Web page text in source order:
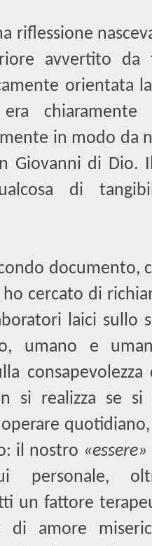
riflessione
avvertito
orientata
in modo da
Giovanni di
di
documento,
ho cercato di
laici sullo
umano e
si realizza se
il nostro «essere»
personale,
un fattore
di amore